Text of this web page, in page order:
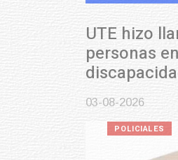
UTE hizo llamado
personas en
discapacidad